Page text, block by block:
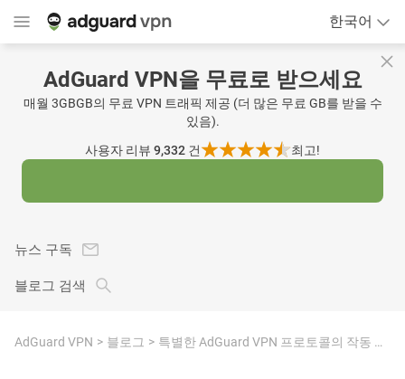
한국어
AdGuard VPN을 무료로 받으세요
매월 3GBGB의 무료 VPN 트래픽 제공 (더 많은 무료 GB를 받을 수
있음).
사용자 리뷰 9,332 건 최고!
뉴스 구독
블로그 검색
AdGuard VPN 블로그 특별한 AdGuard VPN 프로토콜의 작동 원리